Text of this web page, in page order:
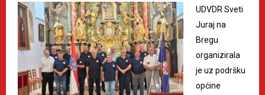
UDVDR Sveti
Juraj na
Bregu
organizirala
je uz podršku
općine